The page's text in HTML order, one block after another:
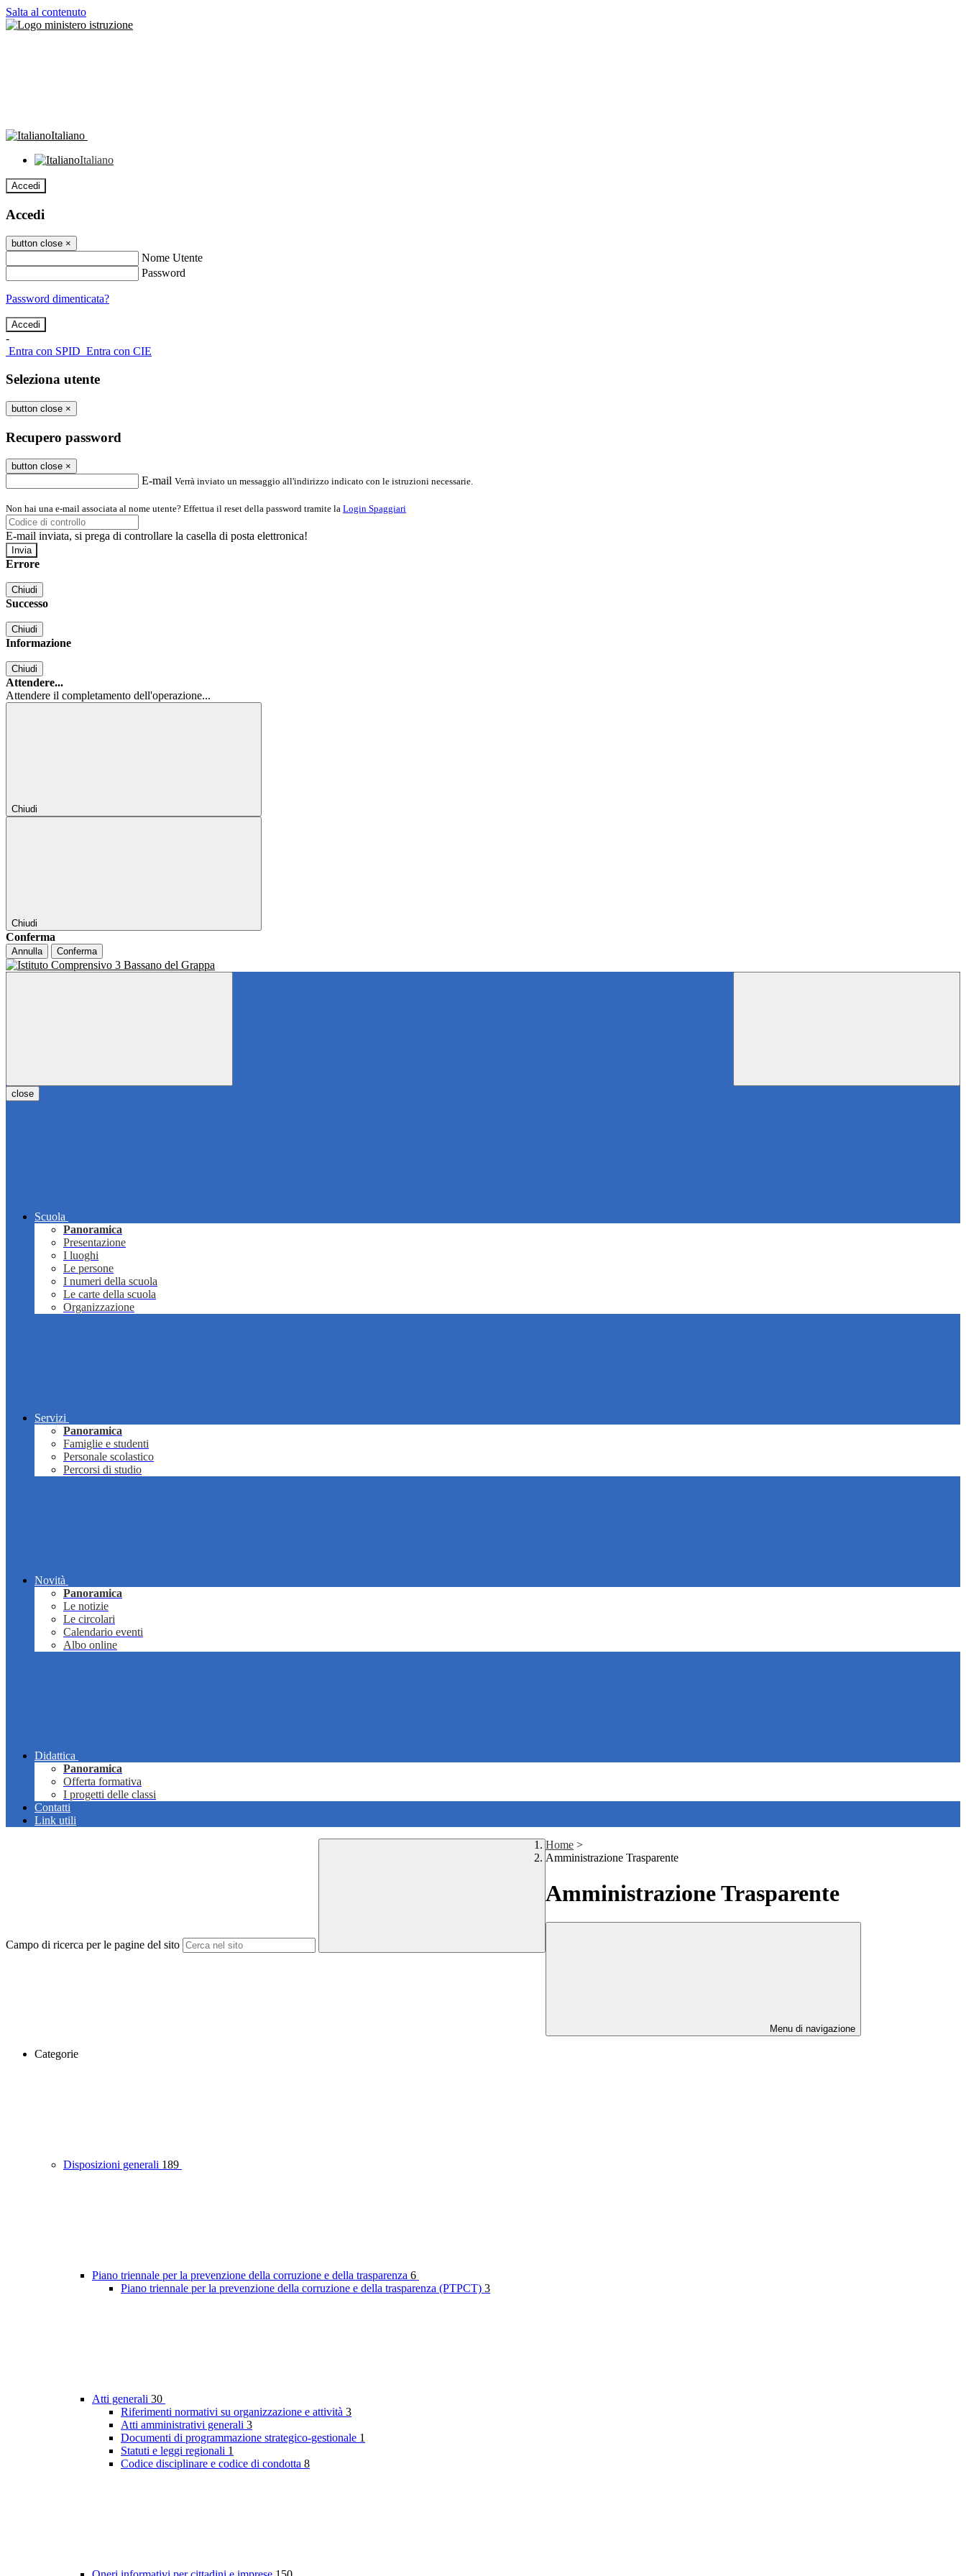
Salta al contenuto
Italiano
Italiano
Accedi
Accedi
button close ×
Nome Utente
Password
Password dimenticata?
-
Entra con SPID Entra con CIE
Seleziona utente
button close ×
Recupero password
button close ×
E-mail Verrà inviato un messaggio all'indirizzo indicato con le istruzioni necessarie.
Non hai una e-mail associata al nome utente? Effettua il reset della password tramite la Login Spaggiari
E-mail inviata, si prega di controllare la casella di posta elettronica!
Errore
Chiudi
Successo
Chiudi
Informazione
Chiudi
Attendere...
Attendere il completamento dell'operazione...
Chiudi
Chiudi
Conferma
Annulla Conferma
close
Scuola
Panoramica
Presentazione
I luoghi
Le persone
I numeri della scuola
Le carte della scuola
Organizzazione
Servizi
Panoramica
Famiglie e studenti
Personale scolastico
Percorsi di studio
Novità
Panoramica
Le notizie
Le circolari
Calendario eventi
Albo online
Didattica
Panoramica
Offerta formativa
I progetti delle classi
Contatti
Link utili
Campo di ricerca per le pagine del sito
Home >
Amministrazione Trasparente
Amministrazione Trasparente
Menu di navigazione
Categorie
Disposizioni generali 189
Piano triennale per la prevenzione della corruzione e della trasparenza 6
Piano triennale per la prevenzione della corruzione e della trasparenza (PTPCT) 3
Atti generali 30
Riferimenti normativi su organizzazione e attività 3
Atti amministrativi generali 3
Documenti di programmazione strategico-gestionale 1
Statuti e leggi regionali 1
Codice disciplinare e codice di condotta 8